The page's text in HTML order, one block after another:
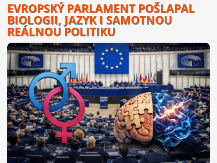
EVROPSKÝ PARLAMENT POŠLAPAL
BIOLOGII, JAZYK I SAMOTNOU
REÁLNOU POLITIKU